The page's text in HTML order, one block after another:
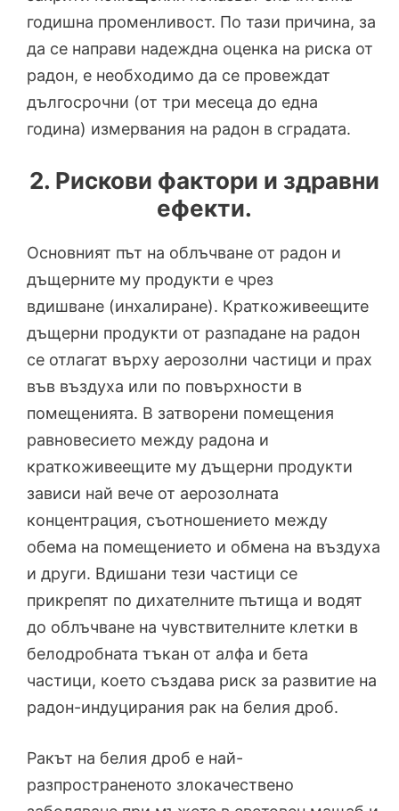
годишна променливост. По тази причина, за
да се направи надеждна оценка на риска от
радон, е необходимо да се провеждат
дългосрочни (от три месеца до една
година) измервания на радон в сградата.
2. Рискови фактори и здравни
ефекти.
Основният път на облъчване от радон и
дъщерните му продукти е чрез
вдишване (инхалиране). Краткоживеещите
дъщерни продукти от разпадане на радон
се отлагат върху аерозолни частици и прах
във въздуха или по повърхности в
помещенията. В затворени помещения
равновесието между радона и
краткоживеещите му дъщерни продукти
зависи най вече от аерозолната
концентрация, съотношението между
обема на помещението и обмена на въздуха
и други. Вдишани тези частици се
прикрепят по дихателните пътища и водят
до облъчване на чувствителните клетки в
белодробната тъкан от алфа и бета
частици, което създава риск за развитие на
радон-индуцирания рак на белия дроб.
Ракът на белия дроб е най-
разпространеното злокачествено